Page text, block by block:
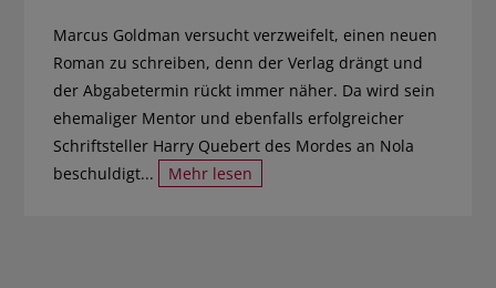
Marcus Goldman versucht verzweifelt, einen neuen
Roman zu schreiben, denn der Verlag drängt und
der Abgabetermin rückt immer näher. Da wird sein
ehemaliger Mentor und ebenfalls erfolgreicher
Schriftsteller Harry Quebert des Mordes an Nola
beschuldigt...
Mehr lesen